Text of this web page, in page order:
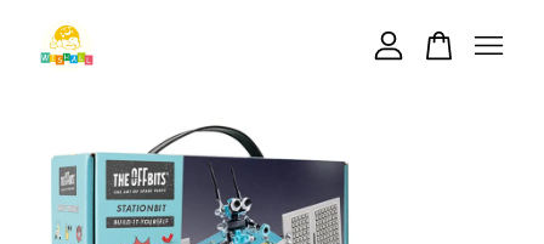
您的購物車目前還是空的。
繼續購物